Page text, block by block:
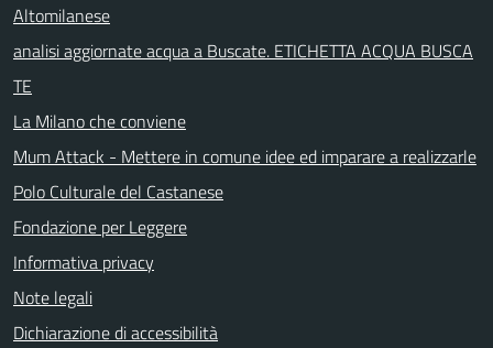
Altomilanese
analisi aggiornate acqua a Buscate. ETICHETTA ACQUA BUSCA
TE
La Milano che conviene
Mum Attack - Mettere in comune idee ed imparare a realizzarle
Polo Culturale del Castanese
Fondazione per Leggere
Informativa privacy
Note legali
Dichiarazione di accessibilità